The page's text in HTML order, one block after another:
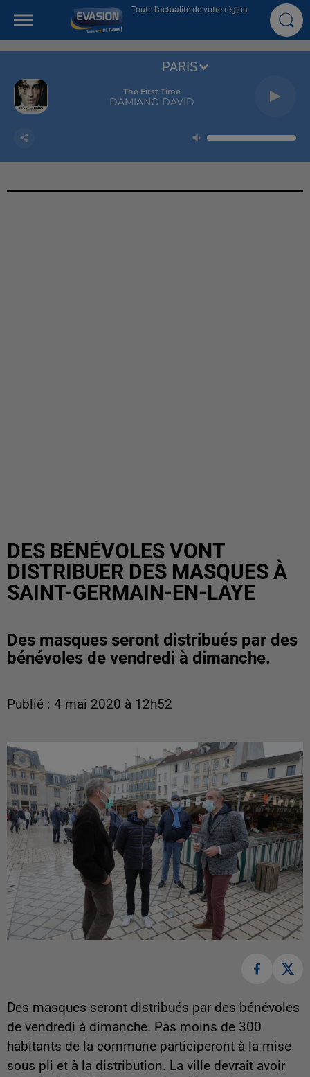
Toute l'actualité de votre région
The First Time
DAMIANO DAVID
PARIS
DES BÉNÉVOLES VONT
DISTRIBUER DES MASQUES À
SAINT-GERMAIN-EN-LAYE
Des masques seront distribués par des
bénévoles de vendredi à dimanche.
Publié : 4 mai 2020 à 12h52
Des masques seront distribués par des bénévoles
de vendredi à dimanche. Pas moins de 300
habitants de la commune participeront à la mise
sous pli et à la distribution. La ville devrait avoir